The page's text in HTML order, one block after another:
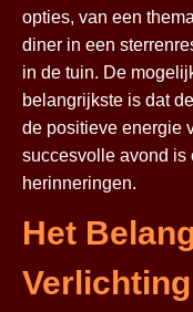
opties, van een
diner in een
in de tuin. De
belangrijkste is dat
de positieve energie
succesvolle avond is
herinneringen.
Het